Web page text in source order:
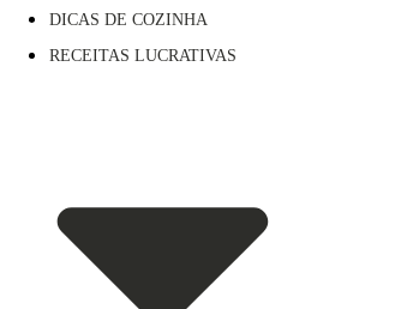
DICAS DE COZINHA
RECEITAS LUCRATIVAS